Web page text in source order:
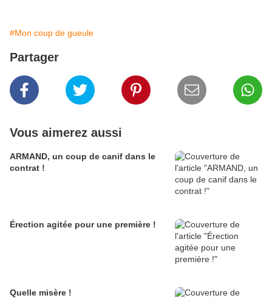
#Mon coup de gueule
Partager
Vous aimerez aussi
ARMAND, un coup de canif dans le
contrat !
Érection agitée pour une première !
Quelle misère !